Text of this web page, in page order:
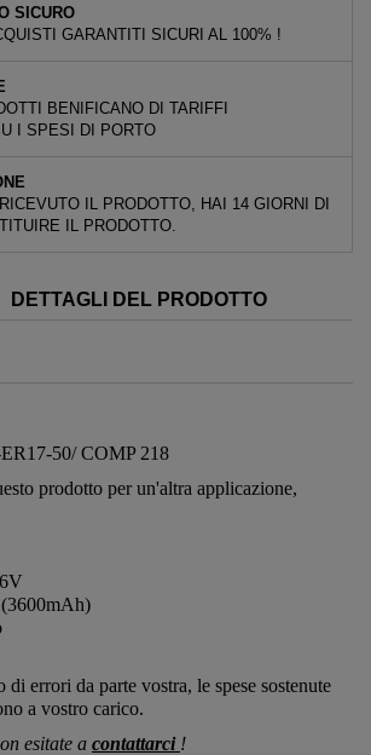
SICURO
GARANTITI SICURI AL 100% !
BENIFICANO DI TARIFFI
I SPESI DI PORTO
IL PRODOTTO, HAI 14 GIORNI DI
IL PRODOTTO.
DETTAGLI DEL PRODOTTO
50/ COMP 218
prodotto per un'altra applicazione,
di errori da parte vostra, le spese sostenute
a vostro carico.
esitate a contattarci !